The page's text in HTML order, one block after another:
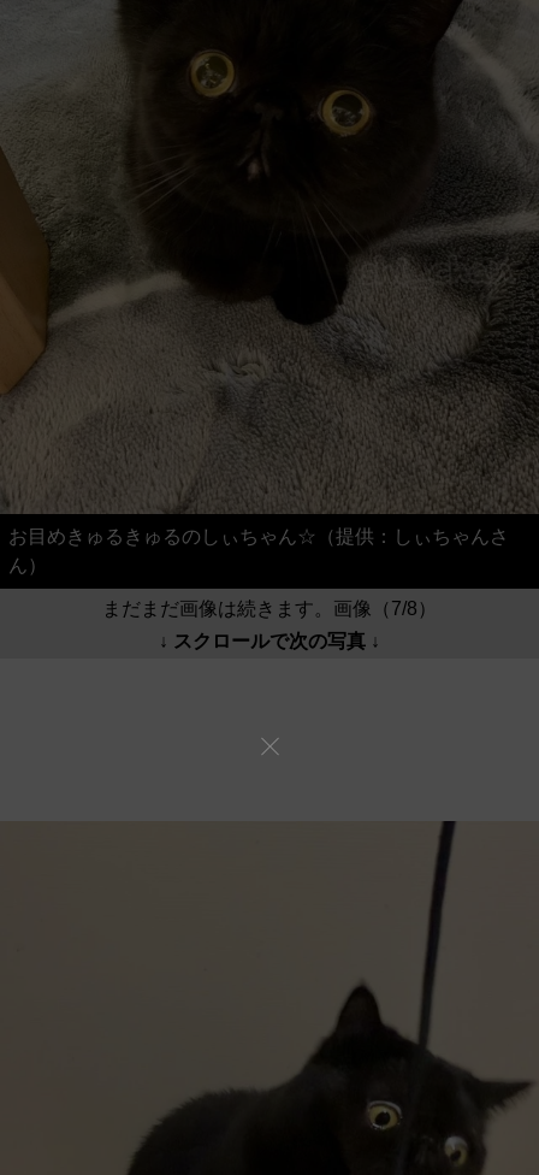
お目めきゅるきゅるのしぃちゃん☆（提供：しぃちゃんさ
ん）
まだまだ画像は続きます。画像（7/8）
↓ スクロールで次の写真 ↓